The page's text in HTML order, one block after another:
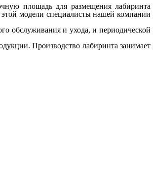
площадь для размещения лабиринта
модели специалисты нашей компании
обслуживания и ухода, и периодической
Производство лабиринта занимает